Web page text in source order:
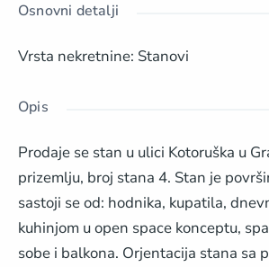
Osnovni detalji
Vrsta nekretnine: Stanovi
Opis
Prodaje se stan u ulici Kotoruška u
prizemlju, broj stana 4. Stan je
sastoji se od: hodnika, kupatila,
kuhinjom u open space konceptu,
sobe i balkona. Orjentacija stana sa